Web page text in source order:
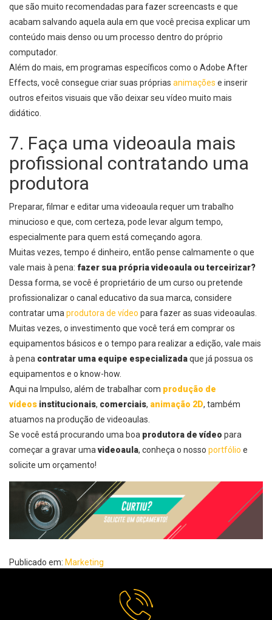
que são muito recomendadas para fazerscreencasts e que
acabam salvando aquela aula em que você precisa explicar um
conteúdo mais denso ou um processo dentro do próprio
computador.
Além do mais, em programas específicos como o Adobe After
Effects, você consegue criar suas próprias animações e inserir
outros efeitos visuais que vão deixar seu vídeo muito mais
didático.
7. Faça uma videoaula mais
profissional contratando uma
produtora
Preparar, filmar e editar uma videoaula requer um trabalho
minucioso e que, com certeza, pode levar algum tempo,
especialmente para quem está começando agora.
Muitas vezes, tempo é dinheiro, então pense calmamente o que
vale mais à pena: fazer sua própria videoaula ou terceirizar?
Dessa forma, se você é proprietário de um curso ou pretende
profissionalizar o canal educativo da sua marca, considere
contratar umaprodutora de vídeo para fazer as suas videoaulas.
Muitas vezes, o investimento que você terá em comprar os
equipamentos básicos e o tempo para realizar a edição, vale mais
à pena contratar uma equipe especializadaque já possua os
equipamentos e o know-how.
Aqui na Impulso, além de trabalhar com produção de
vídeos institucionais, comerciais, animação 2D, também
atuamos na produção de videoaulas.
Se você está procurando uma boa produtora de vídeo para
começar a gravar umavideoaula, conheça o nosso portfólio e
solicite um orçamento!
Publicado em: Marketing